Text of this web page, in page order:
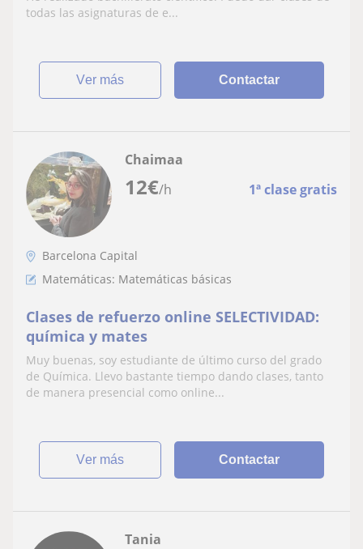
todas las asignaturas de e...
ver más Contactar
12€/h 1ª clase gratis
Chaimaa
Barcelona Capital
Matemáticas: Matemáticas básicas
Clases de refuerzo online SELECTIVIDAD:
química y mates
Muy buenas, soy estudiante de último curso del grado
de Química. Llevo bastante tiempo dando clases, tanto
de manera presencial como online...
ver más Contactar
Tania